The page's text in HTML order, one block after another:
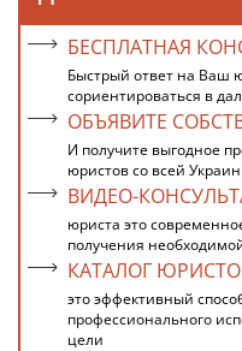
БЕСПЛАТНАЯ
Быстрый ответ на Ваш
сориентироваться в
ОБЪЯВИТЕ
И получите выгодное
юристов со всей
ВИДЕО-
юриста это
получения
КАТАЛОГ
это эффективный
профессионального
цели